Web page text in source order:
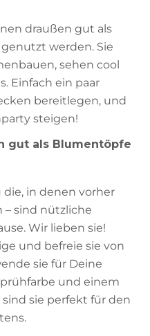
draußen gut als
genutzt werden. Sie
sehen cool
Einfach ein paar
bereitlegen, und
steigen!
gut als Blumentöpfe
die, in denen vorher
– sind nützliche
Wir lieben sie!
und befreie sie von
sie für Deine
und einem
sie perfekt für den